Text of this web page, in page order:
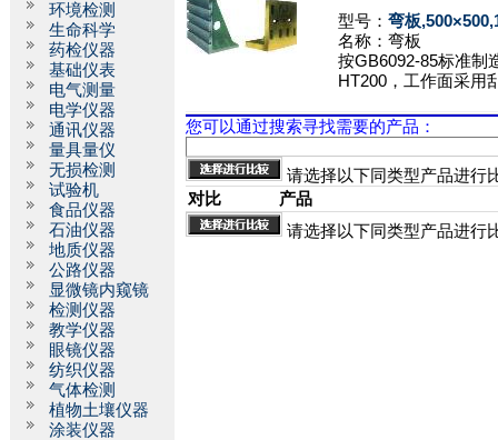
环境检测
生命科学
药检仪器
基础仪表
电气测量
电学仪器
通讯仪器
量具量仪
无损检测
试验机
食品仪器
石油仪器
地质仪器
公路仪器
显微镜内窥镜
检测仪器
教学仪器
眼镜仪器
纺织仪器
气体检测
植物土壤仪器
涂装仪器
型号： 弯板
名称： 弯板
按GB6092-85标准制
HT200，工作面采用
您可以通过搜索寻找需要的产品：
请选择以下同类型产品进行
对比
产品
请选择以下同类型产品进行